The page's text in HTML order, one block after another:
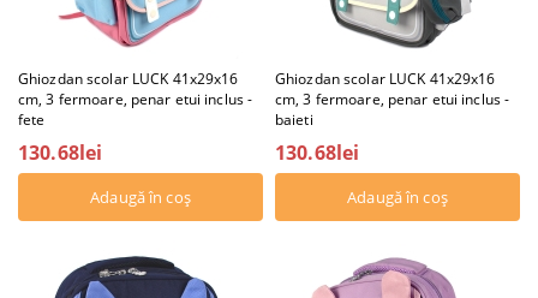
Ghiozdan scolar LUCK 41x29x16
cm, 3 fermoare, penar etui inclus -
fete
130.68lei
Ghiozdan scolar LUCK 41x29x16
cm, 3 fermoare, penar etui inclus -
baieti
130.68lei